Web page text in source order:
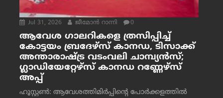
Jul 31, 2026 ജീമോന്‍ റാന്നി 0
ആവേശ ഗാലറികളെ ത്രസിപ്പിച്ച്
കോട്ടയം ബ്രദേഴ്‌സ് കാനഡ, ടിസാക്ക്
അന്താരാഷ്ട്ര വടംവലി ചാമ്പ്യന്‍സ്;
ഗ്ലാഡിയേറ്റേഴ്‌സ് കാനഡ റണ്ണേഴ്‌സ്
അപ്പ്
ഹൂസ്റ്റണ്‍: ആവേശത്തിമിര്‍പ്പിന്റെ പോര്‍ക്കളത്തില്‍